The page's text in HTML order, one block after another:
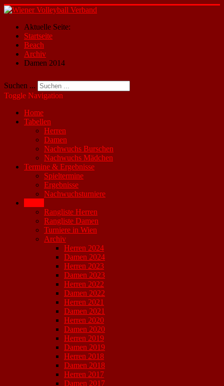
Aktuelle Seite:
Startseite
Beach
Archiv
Damen 2014
Suchen ...
Toggle Navigation
Home
Tabellen
Herren
Damen
Nachwuchs Burschen
Nachwuchs Mädchen
Termine & Ergebnisse
Spieltermine
Ergebnisse
Nachwuchsturniere
Rangliste Herren
Rangliste Damen
Turniere in Wien
Archiv
Herren 2024
Damen 2024
Herren 2023
Damen 2023
Herren 2022
Damen 2022
Herren 2021
Damen 2021
Herren 2020
Damen 2020
Herren 2019
Damen 2019
Herren 2018
Damen 2018
Herren 2017
Damen 2017